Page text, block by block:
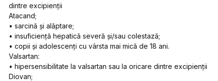
dintre excipienţii
Atacand;
• sarcină şi alăptare;
• insuficienţă hepatică severă şi/sau colestază;
• copii şi adolescenţi cu vârsta mai mică de 18 ani.
Valsartan:
• hipersensibilitate la valsartan sau la oricare dintre excipienţii
Diovan;